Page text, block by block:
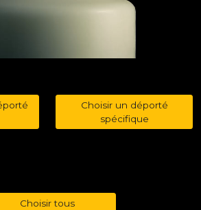
Choisir un déporté
spécifique
Choisir tous